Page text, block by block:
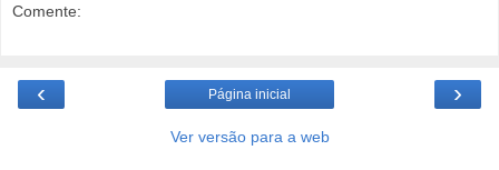
Comente:
‹ ›
Página inicial
Ver versão para a web